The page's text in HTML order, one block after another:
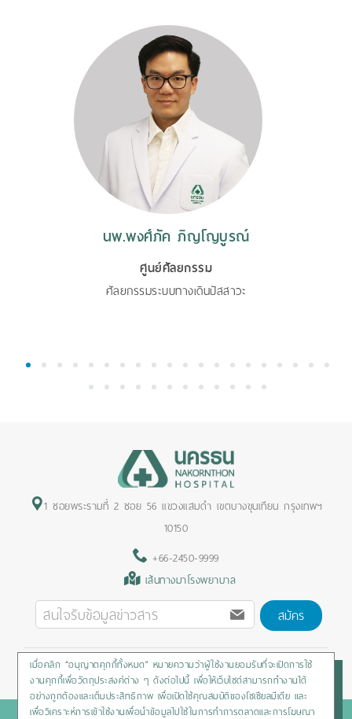
นพ.พงศ์ภัค ภิญโญบูรณ์
ศูนย์ศัลยกรรม
ศัลยกรรมระบบทางเดินปัสสาวะ
1 2 3 4 5 6 7 8 9 10 11 12 13 14 15 16 17 18 19 20
21 22 23 24 25 26 27 28 29 30 31 32
1 ซอยพระรามที่ 2 ซอย 56 แขวงแสมดำ เขตบางขุนเทียน กรุงเทพฯ
10150
+66-2450-9999
เส้นทางมาโรงพยาบาล
สมัคร
Privacy Policy/Cookies Policy/Sitemap/สิทธิผู้ป่วย
เมื่อคลิก “อนุญาตคุกกี้ทั้งหมด” หมายความว่าผู้ใช้งานยอมรับที่จะเปิดการใช้
งานคุกกี้เพื่อวัตถุประสงค์ต่าง ๆ ดังต่อไปนี้ เพื่อให้เว็บไซต์สามารถทำงานได้
อย่างถูกต้องและเต็มประสิทธิภาพ เพื่อเปิดใช้คุณสมบัติของโซเชียลมีเดีย และ
เพื่อวิเคราะห์การเข้าใช้งานเพื่อนำข้อมูลไปใช้ในการทำการตลาดและการโฆษณา